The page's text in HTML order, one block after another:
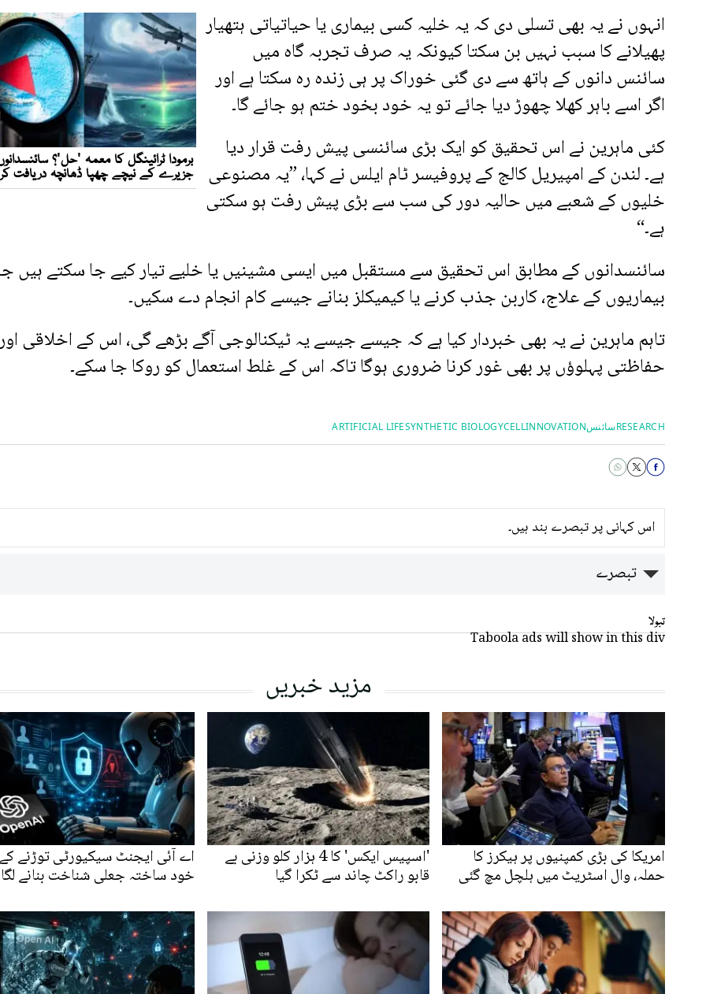
انہوں نے یہ بھی تسلی دی کہ یہ خلیہ کسی بیماری یا حیاتیاتی ہتھیار
پھیلانے کا سبب نہیں بن سکتا کیونکہ یہ صرف تجربہ گاہ میں
سائنس دانوں کے ہاتھ سے دی گئی خوراک پر ہی زندہ رہ سکتا ہے اور
اگر اسے باہر کھلا چھوڑ دیا جائے تو یہ خود بخود ختم ہو جائے گا۔
کئی ماہرین نے اس تحقیق کو ایک بڑی سائنسی پیش رفت قرار دیا
ہے۔ لندن کے امپیریل کالج کے پروفیسر ٹام ایلس نے کہا، ”یہ مصنوعی
خلیوں کے شعبے میں حالیہ دور کی سب سے بڑی پیش رفت ہو سکتی
ہے۔“
سائنسدانوں کے مطابق اس تحقیق سے مستقبل میں ایسی مشینیں یا خلیے تیار کیے جا سکتے ہیں
بیماریوں کے علاج، کاربن جذب کرنے یا کیمیکلز بنانے جیسے کام انجام دے سکیں۔
تاہم ماہرین نے یہ بھی خبردار کیا ہے کہ جیسے جیسے یہ ٹیکنالوجی آگے بڑھے گی، اس کے اخلاقی
حفاظتی پہلوؤں پر بھی غور کرنا ضروری ہوگا تاکہ اس کے غلط استعمال کو روکا جا سکے۔
RESEARCHسائنسINNOVATION
CELL
SYNTHETIC BIOLOGY
ARTIFICIAL LIFE
اس کہانی پر تبصرے بند ہیں۔
تبصرے
تبولا
Taboola ads will show in this div
مزید خبریں
امریکا کی بڑی کمپنیوں پر ہیکرز کا
حملہ، وال اسٹریٹ میں ہلچل مچ گئی
'اسپیس ایکس' کا 4 ہزار کلو وزنی بے
قابو راکٹ چاند سے ٹکرا گیا
اے آئی ایجنٹ سیکیورٹی توڑنے
خود ساختہ جعلی شناخت بنانے لگا